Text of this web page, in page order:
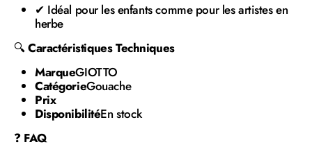
✔ Idéal pour les enfants comme pour les artistes en
herbe
🔍Caractéristiques Techniques
MarqueGIOTTO
CatégorieGouache
Prix
DisponibilitéEn stock
❓ FAQ